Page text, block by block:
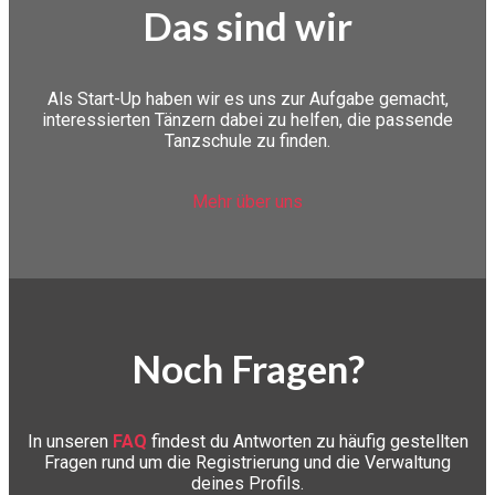
Das sind wir
Als Start-Up haben wir es uns zur Aufgabe gemacht,
interessierten Tänzern dabei zu helfen, die passende
Tanzschule zu finden.
Mehr über uns
Noch Fragen?
In unseren FAQ findest du Antworten zu häufig gestellten
Fragen rund um die Registrierung und die Verwaltung
deines Profils.